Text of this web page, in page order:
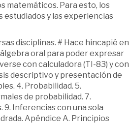
matemáticos. Para esto, los
y las experiencias
disciplinas. # Hace hincapié en
oral para poder expresar
con calculadora (TI-83) y con
descriptivo y presentación de
4. Probabilidad. 5.
de probabilidad. 7.
9. Inferencias con una sola
Apéndice A. Principios